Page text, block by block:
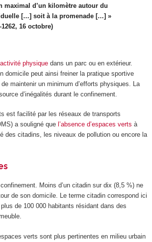
d’un kilomètre autour du
[…] soit à la promenade […] »
16 octobre)
activité physique dans un parc ou en extérieur.
domicile peut ainsi freiner la pratique sportive
maintenir un minimum d’efforts physiques. La
d’inégalités durant le confinement.
est facilité par les réseaux de transports
a souligné que l’absence d’espaces verts à
des citadins, les niveaux de pollution ou encore la
Moins d’un citadin sur dix (8,5 %) ne
de son domicile. Le terme citadin correspond ici
de 100 000 habitants résidant dans des
verts sont plus pertinentes en milieu urbain